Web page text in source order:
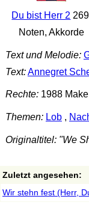
Du bist Herr 2 269
Noten, Akkorde
Text und Melodie:
Text:Annegret
Rechte:1988
Themen: Lob,
Originaltitel: "We
Zuletzt angesehen:
Wir stehn fest (Herr,